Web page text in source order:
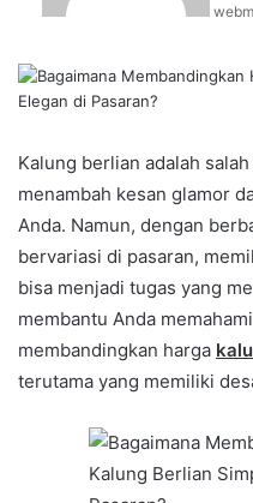
Kalung berlian adalah
menambah kesan glamor
Anda. Namun, dengan
bervariasi di pasaran,
bisa menjadi tugas yang
membantu Anda
membandingkan harga
terutama yang memiliki